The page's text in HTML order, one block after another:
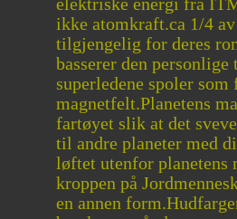
elektriske energi fra
ikke atomkraft.ca 1/4
tilgjengelig for deres
basserer den
superledene spoler
magnetfelt.Planetens
fartøyet slik at det
til andre planeter med
løftet utenfor planetens
kroppen på
en annen